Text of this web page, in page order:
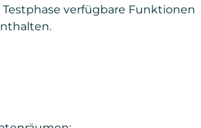
verfügbare Funktionen